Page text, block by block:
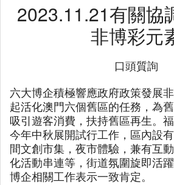
2023.11.21有關協
非博彩元
口頭質詢
六大博企積極響應政府政策發展
起活化澳門六個舊區的任務，為
吸引遊客消費，扶持舊區再生。
今年中秋展開試行工作，區內設
間文創市集，夜市體驗，兼有互
化活動串連等，街道氛圍旋即活
博企相關工作表示一致肯定。